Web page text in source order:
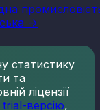
ВВП.
умов
на різні
за рівнем запасів
сірки,
займає провідні
->
статистику
та
ліцензії
версію,